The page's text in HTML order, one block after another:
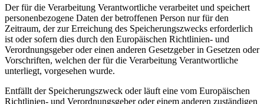
Der für die Verarbeitung Verantwortliche verarbeitet und speichert
personenbezogene Daten der betroffenen Person nur für den
Zeitraum, der zur Erreichung des Speicherungszwecks erforderlich
ist oder sofern dies durch den Europäischen Richtlinien- und
Verordnungsgeber oder einen anderen Gesetzgeber in Gesetzen oder
Vorschriften, welchen der für die Verarbeitung Verantwortliche
unterliegt, vorgesehen wurde.
Entfällt der Speicherungszweck oder läuft eine vom Europäischen
Richtlinien- und Verordnungsgeber oder einem anderen zuständigen